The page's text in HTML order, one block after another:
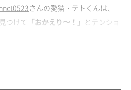
さんの愛猫・テトくんは、
つけて 「おかえり〜！」 とテンショ